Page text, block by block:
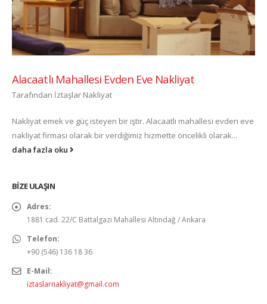
Alacaatlı Mahallesi Evden Eve Nakliyat
Tarafından İztaşlar Nakliyat
Nakliyat emek ve güç isteyen bir iştir. Alacaatlı mahallesi evden eve
nakliyat firması olarak bir verdiğimiz hizmette öncelikli olarak...
daha fazla oku
BIZE ULAŞIN
Adres:
1881 cad. 22/C Battalgazi Mahallesi Altındağ / Ankara
Telefon:
+90 (546) 136 18 36
E-Mail:
iztaslarnakliyat@gmail.com